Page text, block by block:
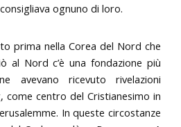
ognuno di loro.
prima nella Corea del Nord che
al Nord c’è una fondazione più
avevano ricevuto rivelazioni
come centro del Cristianesimo in
In queste circostanze